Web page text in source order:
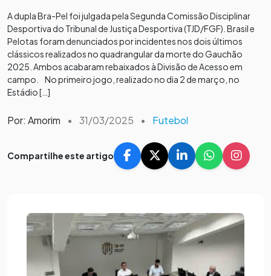
A dupla Bra-Pel foi julgada pela Segunda Comissão Disciplinar
Desportiva do Tribunal de Justiça Desportiva (TJD/FGF). Brasil e
Pelotas foram denunciados por incidentes nos dois últimos
clássicos realizados no quadrangular da morte do Gauchão
2025. Ambos acabaram rebaixados à Divisão de Acesso em
campo. No primeiro jogo, realizado no dia 2 de março, no
Estádio […]
Por: Amorim • 31/03/2025 • Futebol
Compartilhe este artigo